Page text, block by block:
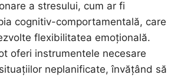
a stresului, cum ar fi
cognitiv-comportamentală, care
flexibilitatea emoțională.
oferi instrumentele necesare
neplanificate, învățând să